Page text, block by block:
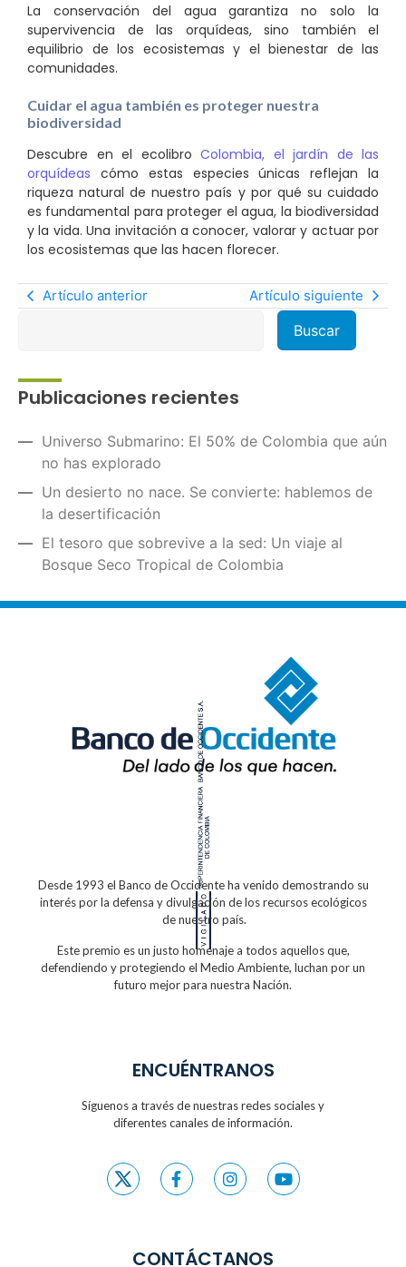
La conservación del agua garantiza no solo la
supervivencia de las orquídeas, sino también el
equilibrio de los ecosistemas y el bienestar de las
comunidades.
Cuidar el agua también es proteger nuestra
biodiversidad
Descubre en el ecolibro Colombia, el jardín de las
orquídeas cómo estas especies únicas reflejan la
riqueza natural de nuestro país y por qué su cuidado
es fundamental para proteger el agua, la biodiversidad
y la vida. Una invitación a conocer, valorar y actuar por
los ecosistemas que las hacen florecer.
Artículo anterior Artículo siguiente
Publicaciones recientes
Universo Submarino: El 50% de Colombia que aún
no has explorado
Un desierto no nace. Se convierte: hablemos de
la desertificación
El tesoro que sobrevive a la sed: Un viaje al
Bosque Seco Tropical de Colombia
Desde 1993 el Banco de Occidenteha venido demostrando su
interés por la defensa y divulgación de los recursos ecológicos
de nuestro país.
Este premio es un justo homenaje a todosaquellos que,
defendiendo y protegiendo el Medio Ambiente, luchan por un
futuro mejor para nuestra Nación.
ENCUÉNTRANOS
Síguenos a través de nuestras redes sociales y
diferentes canales de información.
CONTÁCTANOS